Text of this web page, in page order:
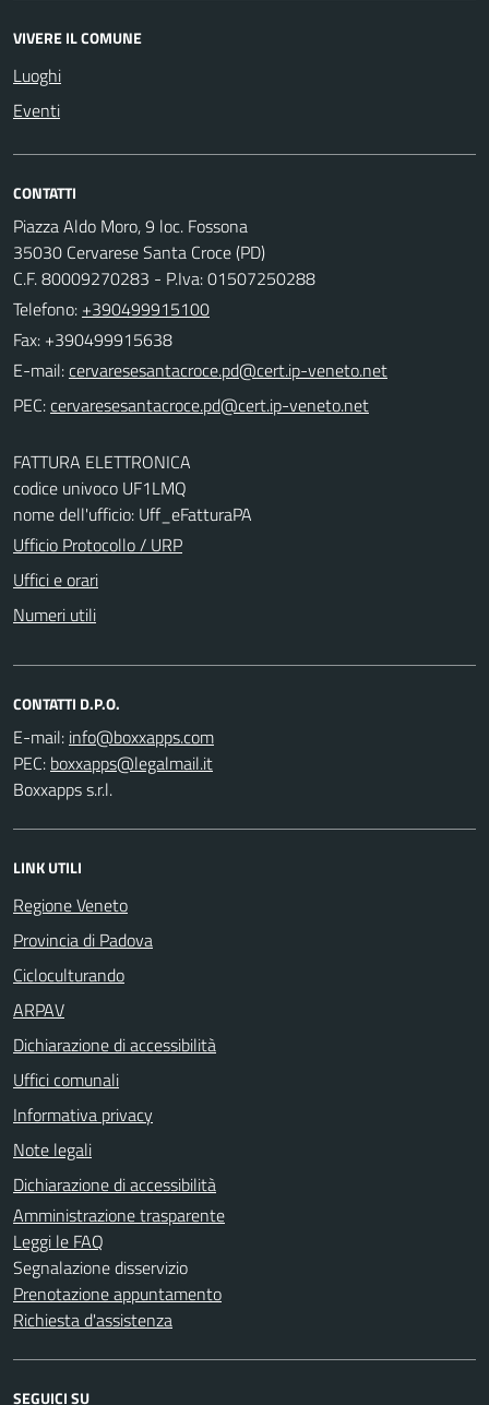
VIVERE IL COMUNE
Luoghi
Eventi
CONTATTI
Piazza Aldo Moro, 9 loc. Fossona
35030 Cervarese Santa Croce (PD)
C.F. 80009270283 - P.Iva: 01507250288
Telefono: +390499915100
Fax: +390499915638
E-mail:
PEC:
FATTURA ELETTRONICA
codice univoco UF1LMQ
nome dell'ufficio: Uff_eFatturaPA
Ufficio Protocollo / URP
Uffici e orari
Numeri utili
CONTATTI D.P.O.
E-mail:
PEC:
Boxxapps s.r.l.
LINK UTILI
Regione Veneto
Provincia di Padova
Cicloculturando
ARPAV
Dichiarazione di accessibilità
Uffici comunali
Informativa privacy
Note legali
Dichiarazione di accessibilità
Amministrazione trasparente
Leggi le FAQ
Segnalazione disservizio
Prenotazione appuntamento
Richiesta d'assistenza
SEGUICI SU